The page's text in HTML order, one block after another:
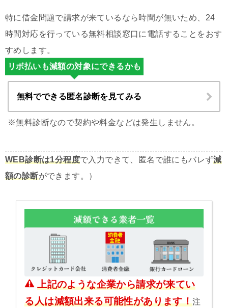
特に借金問題で請求が来ているなら時間が無いため、24
時間対応を行っている無料相談窓口に電話することをおす
すめします。
リボ払いも減額の対象にできるかも
無料でできる匿名診断を見てみる
※無料診断なので契約や料金などは発生しません。
WEB診断は1分程度で入力できて、匿名で誰にもバレず減
額の診断ができます。）
上記のような企業から請求が来てい
る人は減額出来る可能性があります！注